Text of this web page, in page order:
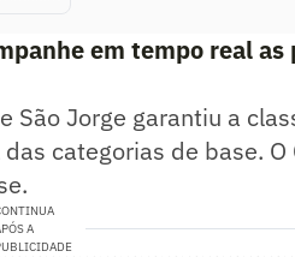
em tempo real
São Jorge garantiu a
categorias de base. O
A